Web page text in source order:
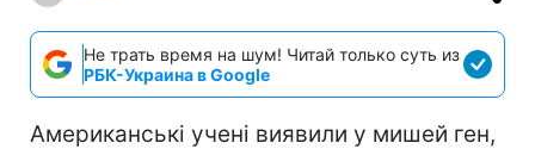
Не трать время на шум! Читай только суть из
РБК-Украина в Google
Американські учені виявили у мишей ген,